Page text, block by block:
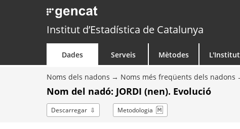
Institut d’Estadística de Catalunya
Dades Serveis Mètodes L'Institut
Noms dels nadons Noms més freqüents dels nadons
Nom del nadó: JORDI (nen). Evolució
Descarregar Metodologia